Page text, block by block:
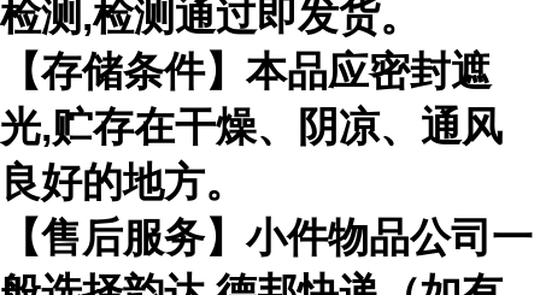
检测,检测通过即发货。
【存储条件】本品应密封遮
光,贮存在干燥、阴凉、通风
良好的地方。
【售后服务】小件物品公司一